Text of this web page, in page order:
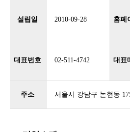
설립일 2010-09-28 홈페
대표번호 02-511-4742 대표
주소 서울시 강남구 논현동